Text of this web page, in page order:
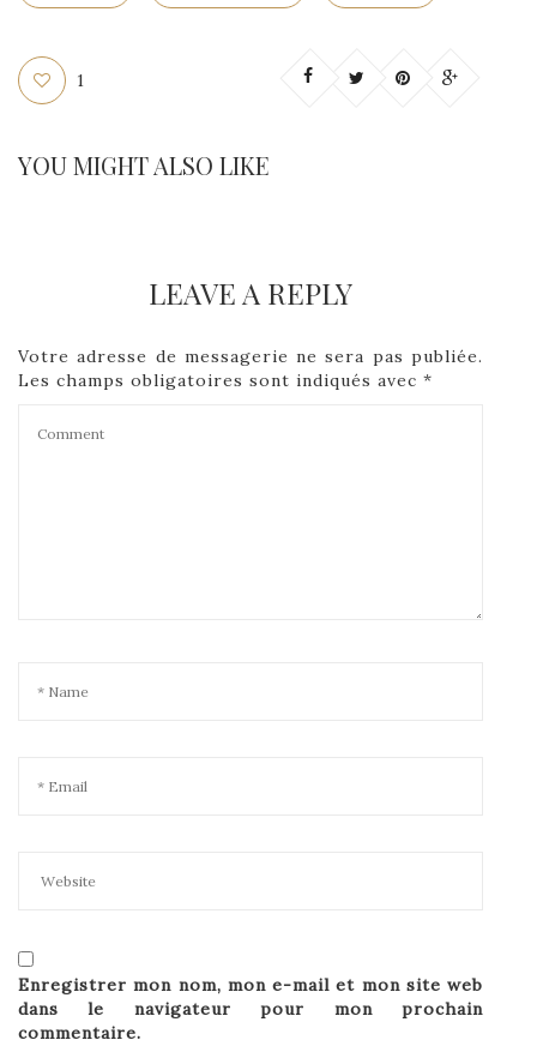
1
YOU MIGHT ALSO LIKE
LEAVE A REPLY
Votre adresse de messagerie ne sera pas publiée.
Les champs obligatoires sont indiqués avec *
Enregistrer mon nom, mon e-mail et mon site web
dans le navigateur pour mon prochain
commentaire.